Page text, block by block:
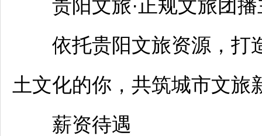
贵阳文旅·正规文旅团
依托贵阳文旅资源，打
土文化的你，共筑城市文旅
薪资待遇